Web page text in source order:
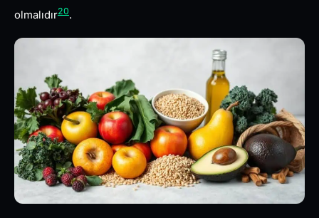
olmalıdır20.